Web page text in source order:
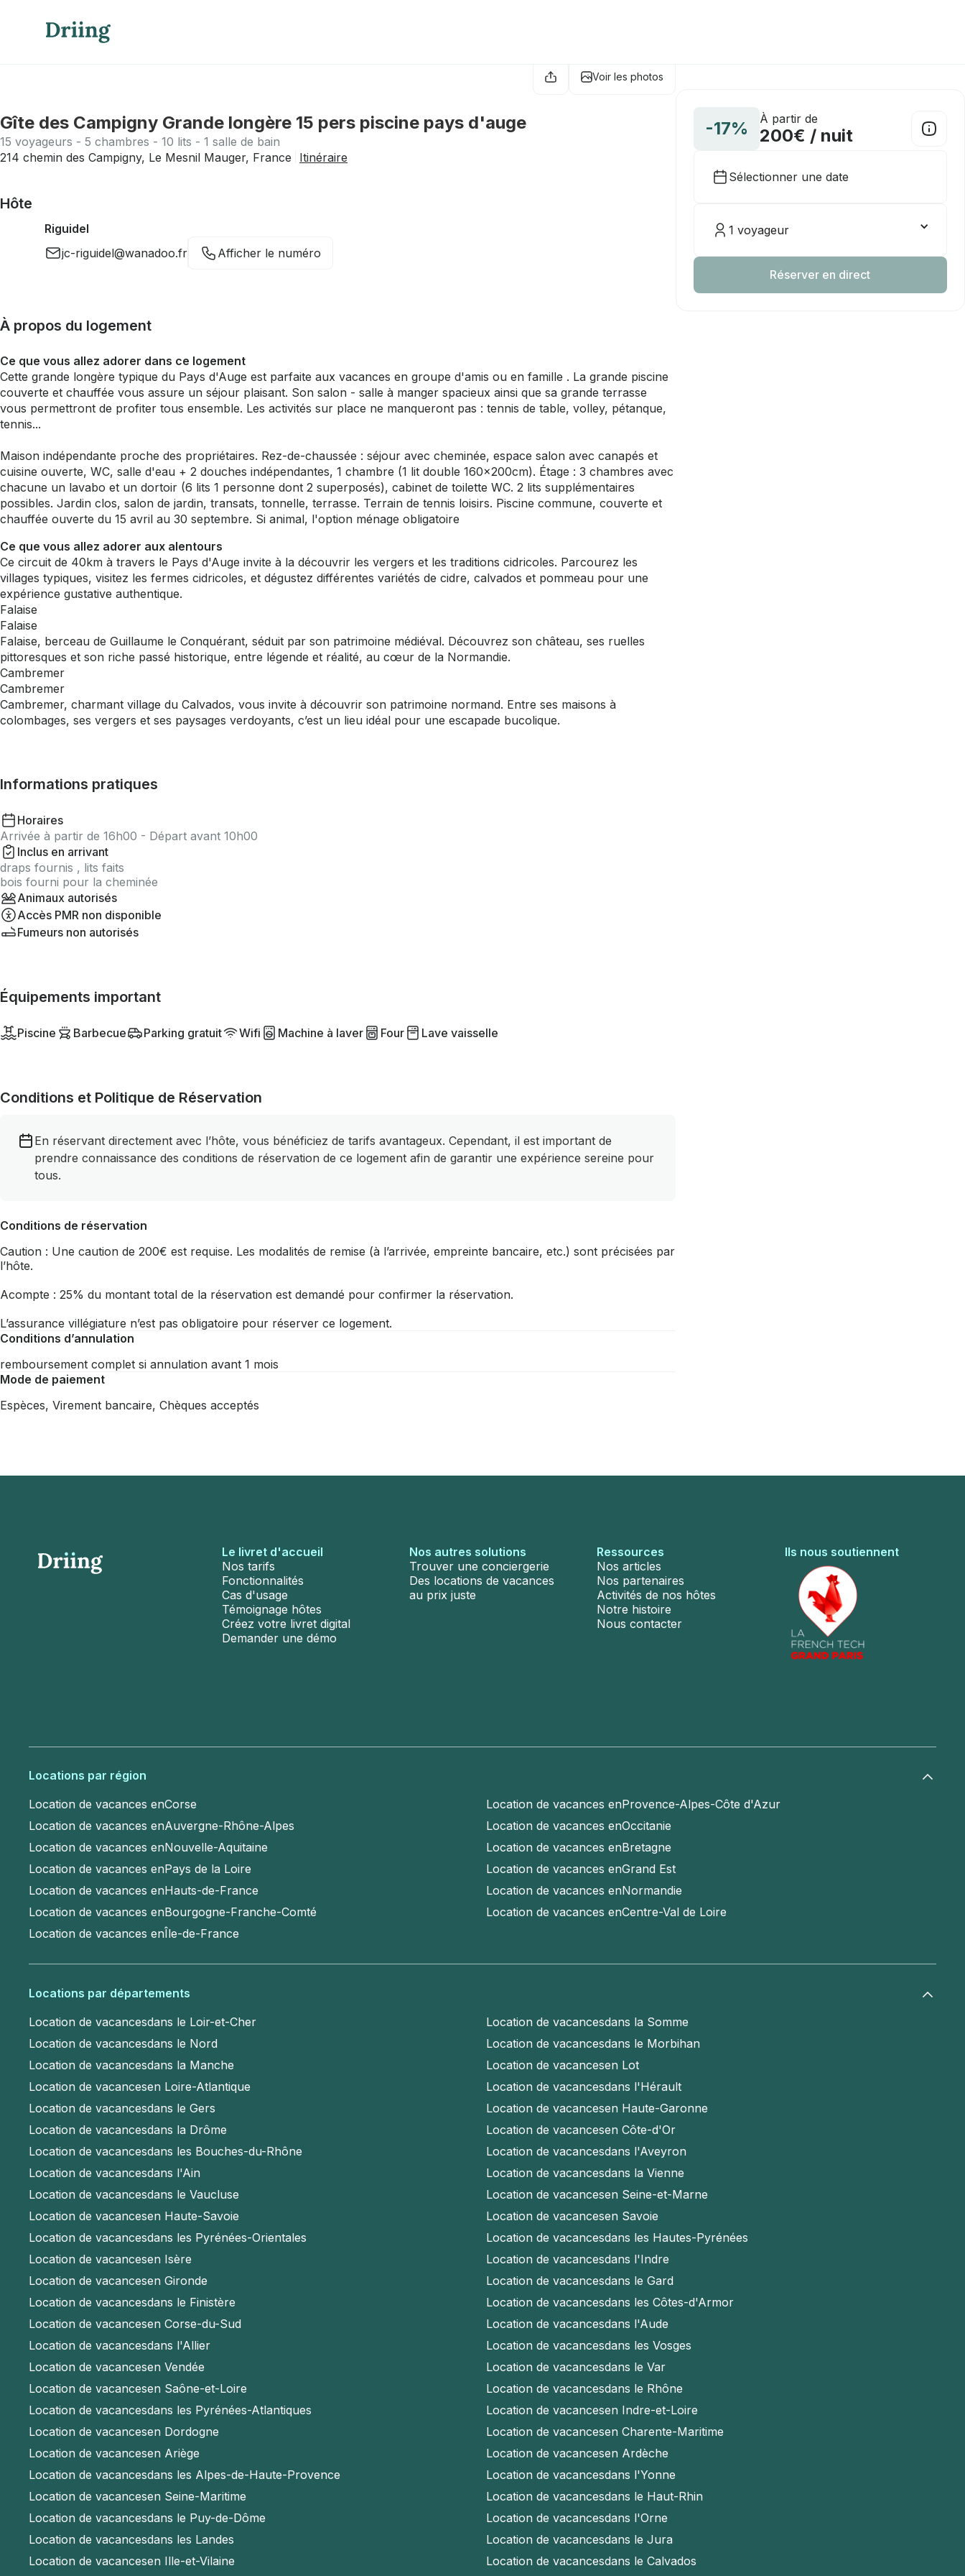
Voir les photos
Gîte des Campigny Grande longère 15 pers piscine pays d'auge
15 voyageurs - 5 chambres - 10 lits - 1 salle de bain
214 chemin des Campigny, Le Mesnil Mauger, France
Itinéraire
Hôte
Riguidel
jc-riguidel@wanadoo.fr
Afficher le numéro
À propos du logement
Ce que vous allez adorer dans ce logement
Cette grande longère typique du Pays d'Auge est parfaite aux vacances en groupe d'amis ou en famille . La grande piscine
couverte et chauffée vous assure un séjour plaisant. Son salon - salle à manger spacieux ainsi que sa grande terrasse
vous permettront de profiter tous ensemble. Les activités sur place ne manqueront pas : tennis de table, volley, pétanque,
tennis...
Maison indépendante proche des propriétaires. Rez-de-chaussée : séjour avec cheminée, espace salon avec canapés et
cuisine ouverte, WC, salle d'eau + 2 douches indépendantes, 1 chambre (1 lit double 160x200cm). Étage : 3 chambres avec
chacune un lavabo et un dortoir (6 lits 1 personne dont 2 superposés), cabinet de toilette WC. 2 lits supplémentaires
possibles. Jardin clos, salon de jardin, transats, tonnelle, terrasse. Terrain de tennis loisirs. Piscine commune, couverte et
chauffée ouverte du 15 avril au 30 septembre. Si animal, l'option ménage obligatoire
Ce que vous allez adorer aux alentours
Ce circuit de 40km à travers le Pays d'Auge invite à la découvrir les vergers et les traditions cidricoles. Parcourez les
villages typiques, visitez les fermes cidricoles, et dégustez différentes variétés de cidre, calvados et pommeau pour une
expérience gustative authentique.
Falaise
Falaise
Falaise, berceau de Guillaume le Conquérant, séduit par son patrimoine médiéval. Découvrez son château, ses ruelles
pittoresques et son riche passé historique, entre légende et réalité, au cœur de la Normandie.
Cambremer
Cambremer
Cambremer, charmant village du Calvados, vous invite à découvrir son patrimoine normand. Entre ses maisons à
colombages, ses vergers et ses paysages verdoyants, c’est un lieu idéal pour une escapade bucolique.
Informations pratiques
Horaires
Arrivée à partir de 16h00 - Départ avant 10h00
Inclus en arrivant
draps fournis , lits faits
bois fourni pour la cheminée
Animaux autorisés
Accès PMR non disponible
Fumeurs non autorisés
Équipements important
Piscine Barbecue Parking gratuit Wifi Machine à laver Four Lave vaisselle
Conditions et Politique de Réservation
En réservant directement avec l’hôte, vous bénéficiez de tarifs avantageux. Cependant, il est important de
prendre connaissance des conditions de réservation de ce logement afin de garantir une expérience sereine pour
tous.
Conditions de réservation
Caution : Une caution de 200€ est requise. Les modalités de remise (à l’arrivée, empreinte bancaire, etc.) sont précisées par
l’hôte.
Acompte : 25% du montant total de la réservation est demandé pour confirmer la réservation.
L’assurance villégiature n’est pas obligatoire pour réserver ce logement.
Conditions d’annulation
remboursement complet si annulation avant 1 mois
Mode de paiement
Espèces, Virement bancaire, Chèques acceptés
-17% À partir de
200€ / nuit
Sélectionner une date
1 voyageur
Réserver en direct
Le livret d'accueil
Nos tarifs
Fonctionnalités
Cas d'usage
Témoignage hôtes
Créez votre livret digital
Demander une démo
Nos autres solutions
Trouver une conciergerie
Des locations de vacances
au prix juste
Ressources
Nos articles
Nos partenaires
Activités de nos hôtes
Notre histoire
Nous contacter
Ils nous soutiennent
Locations par région
Location de vacances enCorse Location de vacances enProvence-Alpes-Côte d'Azur
Location de vacances enAuvergne-Rhône-Alpes Location de vacances enOccitanie
Location de vacances enNouvelle-Aquitaine Location de vacances enBretagne
Location de vacances enPays de la Loire Location de vacances enGrand Est
Location de vacances enHauts-de-France Location de vacances enNormandie
Location de vacances enBourgogne-Franche-Comté Location de vacances enCentre-Val de Loire
Location de vacances enÎle-de-France
Locations par départements
Location de vacancesdans le Loir-et-Cher Location de vacancesdans la Somme
Location de vacancesdans le Nord Location de vacancesdans le Morbihan
Location de vacancesdans la Manche Location de vacancesen Lot
Location de vacancesen Loire-Atlantique Location de vacancesdans l'Hérault
Location de vacancesdans le Gers Location de vacancesen Haute-Garonne
Location de vacancesdans la Drôme Location de vacancesen Côte-d'Or
Location de vacancesdans les Bouches-du-Rhône Location de vacancesdans l'Aveyron
Location de vacancesdans l'Ain Location de vacancesdans la Vienne
Location de vacancesdans le Vaucluse Location de vacancesen Seine-et-Marne
Location de vacancesen Haute-Savoie Location de vacancesen Savoie
Location de vacancesdans les Pyrénées-Orientales Location de vacancesdans les Hautes-Pyrénées
Location de vacancesen Isère Location de vacancesdans l'Indre
Location de vacancesen Gironde Location de vacancesdans le Gard
Location de vacancesdans le Finistère Location de vacancesdans les Côtes-d'Armor
Location de vacancesen Corse-du-Sud Location de vacancesdans l'Aude
Location de vacancesdans l'Allier Location de vacancesdans les Vosges
Location de vacancesen Vendée Location de vacancesdans le Var
Location de vacancesen Saône-et-Loire Location de vacancesdans le Rhône
Location de vacancesdans les Pyrénées-Atlantiques Location de vacancesen Indre-et-Loire
Location de vacancesen Dordogne Location de vacancesen Charente-Maritime
Location de vacancesen Ariège Location de vacancesen Ardèche
Location de vacancesdans les Alpes-de-Haute-Provence Location de vacancesdans l'Yonne
Location de vacancesen Seine-Maritime Location de vacancesdans le Haut-Rhin
Location de vacancesdans le Puy-de-Dôme Location de vacancesdans l'Orne
Location de vacancesdans les Landes Location de vacancesdans le Jura
Location de vacancesen Ille-et-Vilaine Location de vacancesdans le Calvados